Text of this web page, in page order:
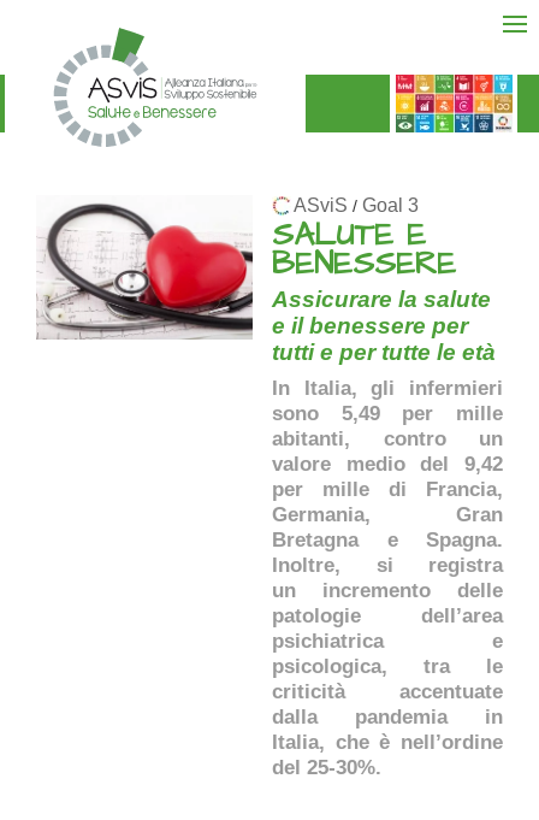
ASviS / Goal 3
SALUTE E
BENESSERE
Assicurare la salute
e il benessere per
tutti e per tutte le età
In Italia, gli infermieri
sono 5,49 per mille
abitanti, contro un
valore medio del 9,42
per mille di Francia,
Germania, Gran
Bretagna e Spagna.
Inoltre, si registra
un incremento delle
patologie dell’area
psichiatrica e
psicologica, tra le
criticità accentuate
dalla pandemia in
Italia, che è nell’ordine
del 25-30%.